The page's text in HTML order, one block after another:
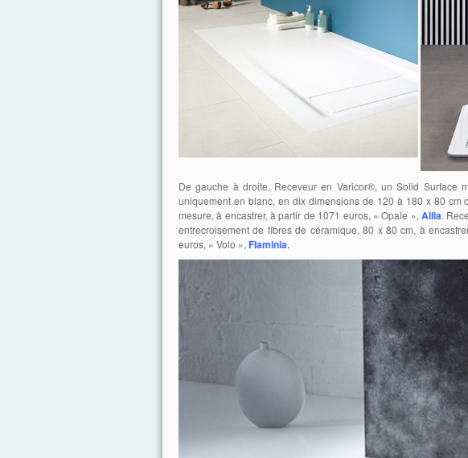
De gauche à droite. Receveur en Varicor®, un Solid Surface
uniquement en blanc, en dix dimensions de 120 à 180 x 80
mesure, à encastrer, à partir de 1071 euros, « Opale »,Allia.
entrecroisement de fibres de céramique, 80 x 80 cm, à
euros, « Volo », Flaminia.